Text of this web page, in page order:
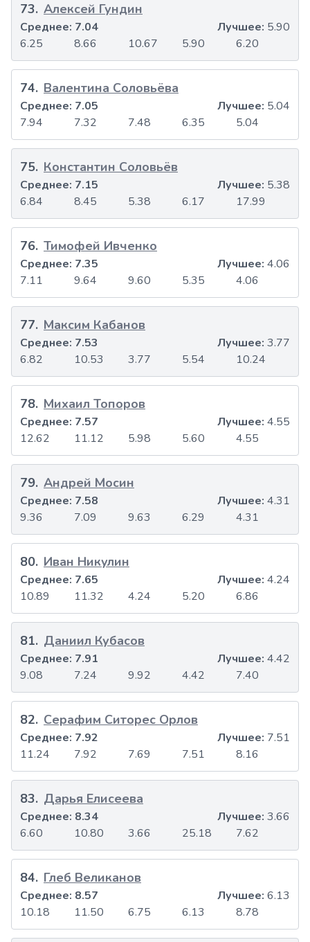
73. Алексей Гундин
6.25 8.66 10.67 5.90 6.20
Среднее: 7.04 Лучшее: 5.90
74. Валентина Соловьёва
7.94 7.32 7.48 6.35 5.04
Среднее: 7.05 Лучшее: 5.04
75. Константин Соловьёв
6.84 8.45 5.38 6.17 17.99
Среднее: 7.15 Лучшее: 5.38
76. Тимофей Ивченко
7.11 9.64 9.60 5.35 4.06
Среднее: 7.35 Лучшее: 4.06
77. Максим Кабанов
6.82 10.53 3.77 5.54 10.24
Среднее: 7.53 Лучшее: 3.77
78. Михаил Топоров
12.62 11.12 5.98 5.60 4.55
Среднее: 7.57 Лучшее: 4.55
79. Андрей Мосин
9.36 7.09 9.63 6.29 4.31
Среднее: 7.58 Лучшее: 4.31
80. Иван Никулин
10.89 11.32 4.24 5.20 6.86
Среднее: 7.65 Лучшее: 4.24
81. Даниил Кубасов
9.08 7.24 9.92 4.42 7.40
Среднее: 7.91 Лучшее: 4.42
82. Серафим Ситорес Орлов
11.24 7.92 7.69 7.51 8.16
Среднее: 7.92 Лучшее: 7.51
83. Дарья Елисеева
6.60 10.80 3.66 25.18 7.62
Среднее: 8.34 Лучшее: 3.66
84. Глеб Великанов
10.18 11.50 6.75 6.13 8.78
Среднее: 8.57 Лучшее: 6.13